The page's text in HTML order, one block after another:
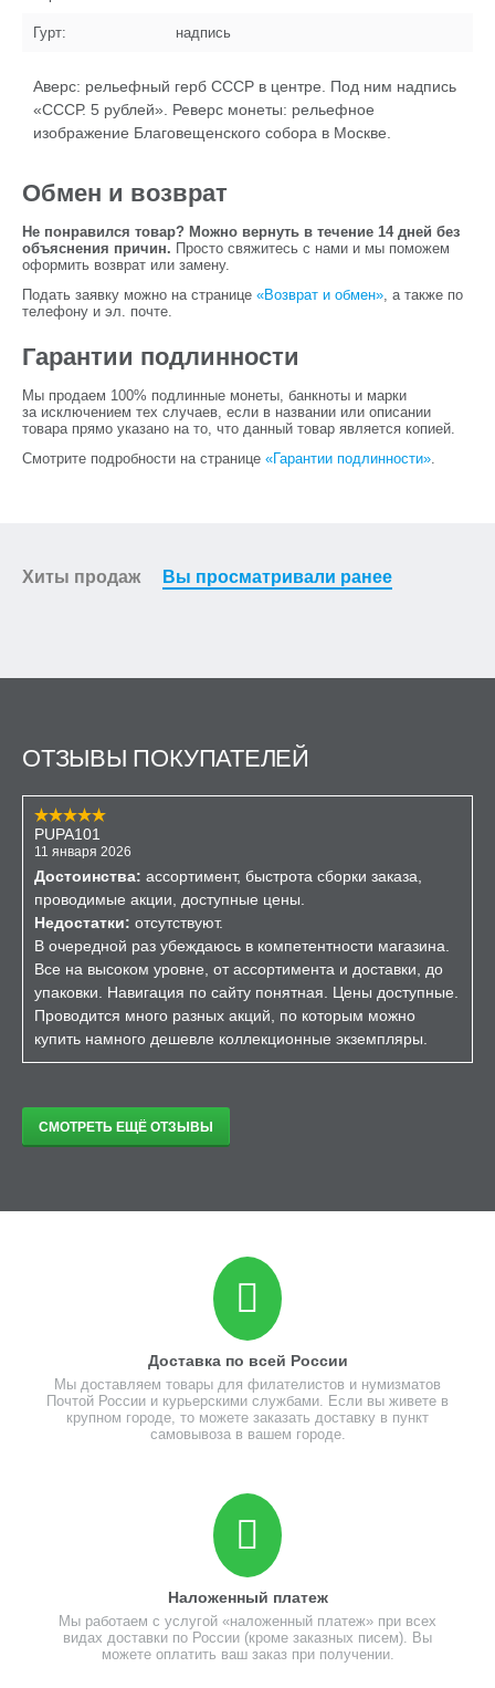
Гурт: надпись
Аверс: рельефный герб СССР в центре. Под ним надпись
«СССР. 5 рублей». Реверс монеты: рельефное
изображение Благовещенского собора в Москве.
Обмен и возврат
Не понравился товар? Можно вернуть в течение 14 дней без
объяснения причин. Просто свяжитесь с нами и мы поможем
оформить возврат или замену.
Подать заявку можно на странице «Возврат и обмен», а также по
телефону и эл. почте.
Гарантии подлинности
Мы продаем 100% подлинные монеты, банкноты и марки
за исключением тех случаев, если в названии или описании
товара прямо указано на то, что данный товар является копией.
Смотрите подробности на странице «Гарантии подлинности».
Хиты продаж Вы просматривали ранее
ОТЗЫВЫ ПОКУПАТЕЛЕЙ
PUPA101
11 января 2026
Достоинства: ассортимент, быстрота сборки заказа,
проводимые акции, доступные цены.
Недостатки: отсутствуют.
В очередной раз убеждаюсь в компетентности магазина.
Все на высоком уровне, от ассортимента и доставки, до
упаковки. Навигация по сайту понятная. Цены доступные.
Проводится много разных акций, по которым можно
купить намного дешевле коллекционные экземпляры.
СМОТРЕТЬ ЕЩЁ ОТЗЫВЫ
Доставка по всей России
Мы доставляем товары для филателистов и нумизматов
Почтой России и курьерскими службами. Если вы живете в
крупном городе, то можете заказать доставку в пункт
самовывоза в вашем городе.
Наложенный платеж
Мы работаем с услугой «наложенный платеж» при всех
видах доставки по России (кроме заказных писем). Вы
можете оплатить ваш заказ при получении.